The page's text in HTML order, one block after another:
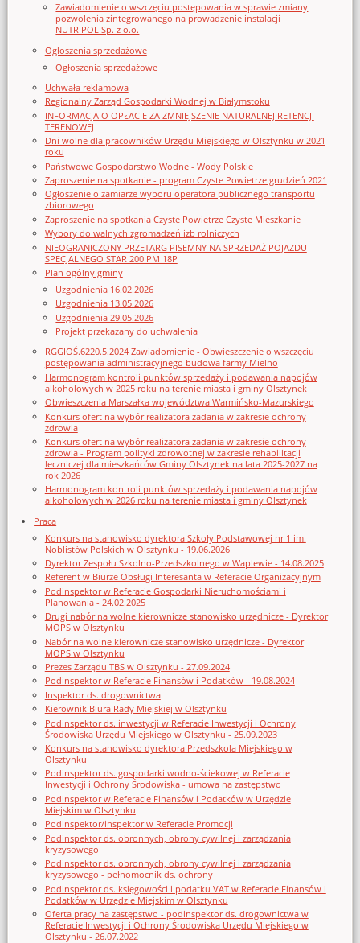
Zawiadomienie o wszczęciu postępowania w sprawie zmiany
pozwolenia zintegrowanego na prowadzenie instalacji
NUTRIPOL Sp. z o.o.
Ogłoszenia sprzedażowe
Ogłoszenia sprzedażowe
Uchwała reklamowa
Regionalny Zarząd Gospodarki Wodnej w Białymstoku
INFORMACJA O OPŁACIE ZA ZMNIEJSZENIE NATURALNEJ RETENCJI
TERENOWEJ
Dni wolne dla pracowników Urzędu Miejskiego w Olsztynku w 2021
roku
Państwowe Gospodarstwo Wodne - Wody Polskie
Zaproszenie na spotkanie - program Czyste Powietrze grudzień 2021
Ogłoszenie o zamiarze wyboru operatora publicznego transportu
zbiorowego
Zaproszenie na spotkania Czyste Powietrze Czyste Mieszkanie
Wybory do walnych zgromadzeń izb rolniczych
NIEOGRANICZONY PRZETARG PISEMNY NA SPRZEDAŻ POJAZDU
SPECJALNEGO STAR 200 PM 18P
Plan ogólny gminy
Uzgodnienia 16.02.2026
Uzgodnienia 13.05.2026
Uzgodnienia 29.05.2026
Projekt przekazany do uchwalenia
RGGIOŚ.6220.5.2024 Zawiadomienie - Obwieszczenie o wszczęciu
postępowania administracyjnego budowa farmy Mielno
Harmonogram kontroli punktów sprzedaży i podawania napojów
alkoholowych w 2025 roku na terenie miasta i gminy Olsztynek
Obwieszczenia Marszałka województwa Warmińsko-Mazurskiego
Konkurs ofert na wybór realizatora zadania w zakresie ochrony
zdrowia
Konkurs ofert na wybór realizatora zadania w zakresie ochrony
zdrowia - Program polityki zdrowotnej w zakresie rehabilitacji
leczniczej dla mieszkańców Gminy Olsztynek na lata 2025-2027 na
rok 2026
Harmonogram kontroli punktów sprzedaży i podawania napojów
alkoholowych w 2026 roku na terenie miasta i gminy Olsztynek
Praca
Konkurs na stanowisko dyrektora Szkoły Podstawowej nr 1 im.
Noblistów Polskich w Olsztynku - 19.06.2026
Dyrektor Zespołu Szkolno-Przedszkolnego w Waplewie - 14.08.2025
Referent w Biurze Obsługi Interesanta w Referacie Organizacyjnym
Podinspektor w Referacie Gospodarki Nieruchomościami i
Planowania - 24.02.2025
Drugi nabór na wolne kierownicze stanowisko urzędnicze - Dyrektor
MOPS w Olsztynku
Nabór na wolne kierownicze stanowisko urzędnicze - Dyrektor
MOPS w Olsztynku
Prezes Zarządu TBS w Olsztynku - 27.09.2024
Podinspektor w Referacie Finansów i Podatków - 19.08.2024
Inspektor ds. drogownictwa
Kierownik Biura Rady Miejskiej w Olsztynku
Podinspektor ds. inwestycji w Referacie Inwestycji i Ochrony
Środowiska Urzędu Miejskiego w Olsztynku - 25.09.2023
Konkurs na stanowisko dyrektora Przedszkola Miejskiego w
Olsztynku
Podinspektor ds. gospodarki wodno-ściekowej w Referacie
Inwestycji i Ochrony Środowiska - umowa na zastępstwo
Podinspektor w Referacie Finansów i Podatków w Urzędzie
Miejskim w Olsztynku
Podinspektor/inspektor w Referacie Promocji
Podinspektor ds. obronnych, obrony cywilnej i zarządzania
kryzysowego
Podinspektor ds. obronnych, obrony cywilnej i zarządzania
kryzysowego - pełnomocnik ds. ochrony
Podinspektor ds. księgowości i podatku VAT w Referacie Finansów i
Podatków w Urzędzie Miejskim w Olsztynku
Oferta pracy na zastępstwo - podinspektor ds. drogownictwa w
Referacie Inwestycji i Ochrony Środowiska Urzędu Miejskiego w
Olsztynku - 26.07.2022